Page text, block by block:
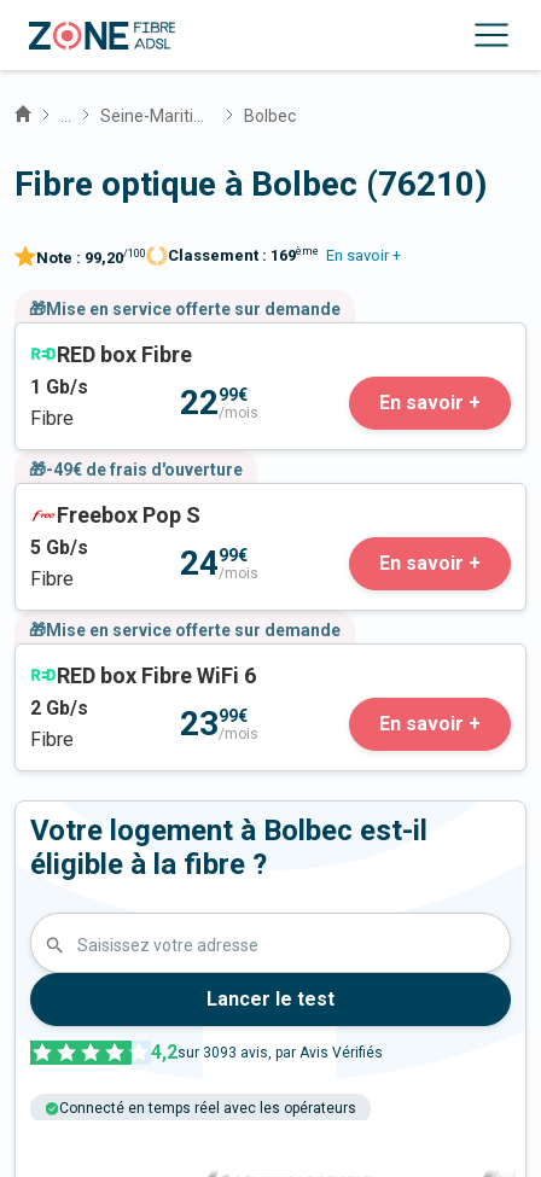
Bolbec
Fibre optique à Bolbec (76210)
Note : 99,20/100 Classement : 169ème En savoir +
🎁Mise en service offerte sur demande
RED box Fibre
1 Gb/s
Fibre
2299€
/mois En savoir +
🎁-49€ de frais d'ouverture
Freebox Pop S
5 Gb/s
Fibre
2499€
/mois En savoir +
🎁Mise en service offerte sur demande
RED box Fibre WiFi 6
2 Gb/s
Fibre
2399€
/mois En savoir +
Votre logement à Bolbec est-il
éligible à la fibre ?
Saisissez votre adresse
Lancer le test
4,2sur 3093 avis, par Avis Vérifiés
Connecté en temps réel avec les opérateurs